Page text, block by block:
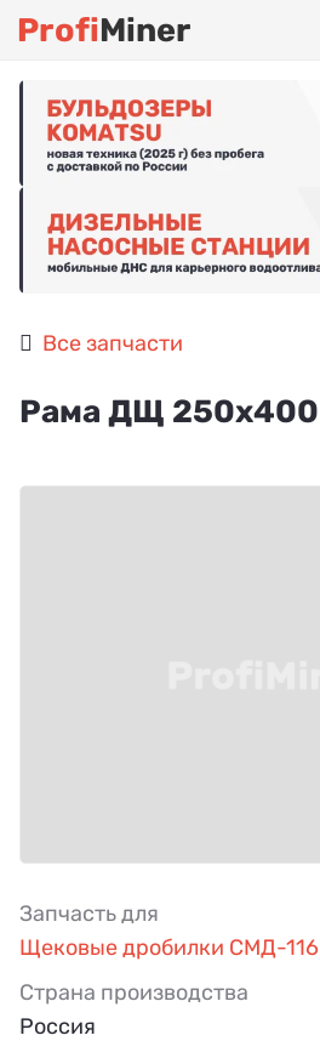
ProfiMiner
Все запчасти
Рама ДЩ 250х400
Запчасть для
Щековые дробилки СМД-116
Страна производства
Россия